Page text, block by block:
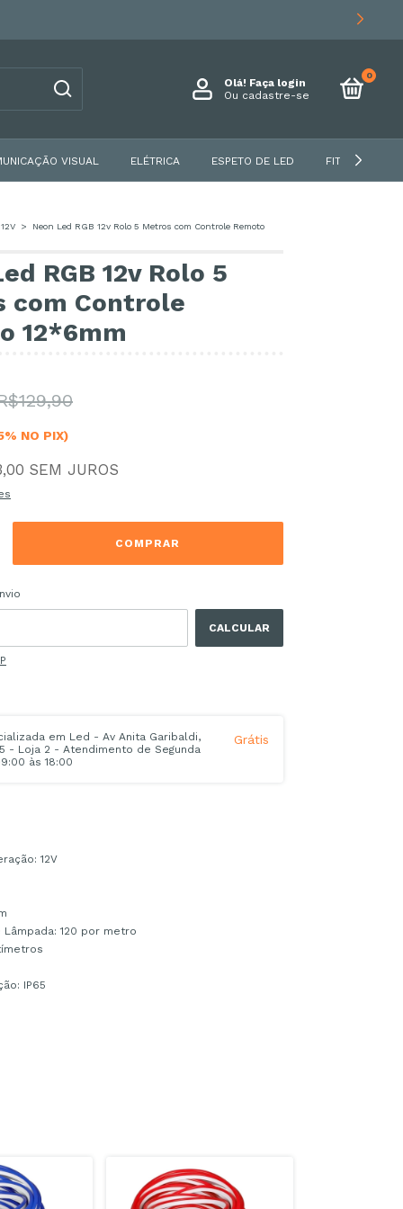
Olá! Faça login
Ou cadastre-se
0
VISUAL ELÉTRICA ESPETO DE LED FITA DE LED
>
Neon Led RGB 12v Rolo 5 Metros com Controle Remoto
RGB 12v Rolo 5
com Controle
12*6mm
NO PIX)
SEM JUROS
CALCULAR
em Led - Av Anita Garibaldi,
- Loja 2 - Atendimento de Segunda
às 18:00
Grátis
12V
120 por metro
IP65